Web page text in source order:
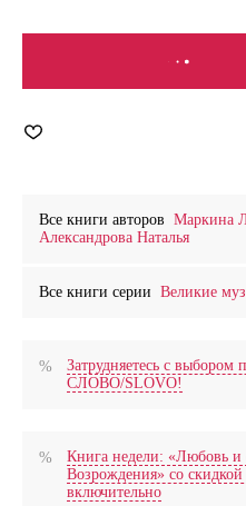
СООБЩИТЬ О
Все книги авторов Маркина
Александрова Наталья
Все книги серии Великие
Затрудняетесь с выбором
СЛОВО/SLOVO!
Книга недели: «Любовь и
Возрождения» со скидкой
включительно